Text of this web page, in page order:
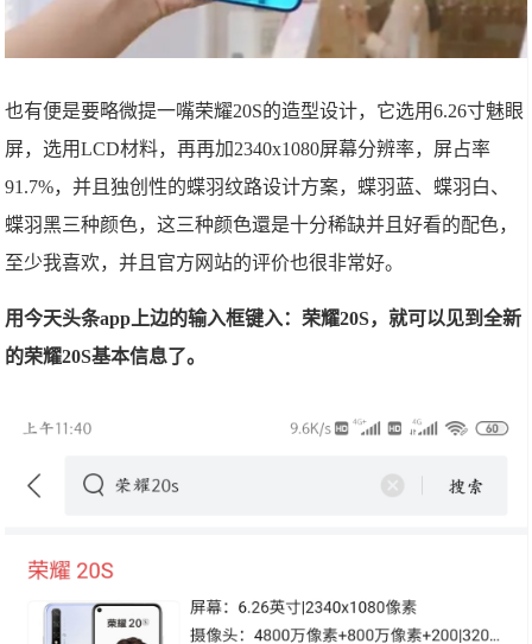
也有便是要略微提一嘴荣耀20S的造型设计，它选用6.26寸魅眼
屏，选用LCD材料，再再加2340x1080屏幕分辨率，屏占率
91.7%，并且独创性的蝶羽纹路设计方案，蝶羽蓝、蝶羽白、
蝶羽黑三种颜色，这三种颜色還是十分稀缺并且好看的配色，
至少我喜欢，并且官方网站的评价也很非常好。
用今天头条app上边的输入框键入：荣耀20S，就可以见到全新
的荣耀20S基本信息了。